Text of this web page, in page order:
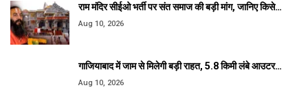
राम मंदिर सीईओ भर्ती पर संत समाज की बड़ी मांग, जानिए किसे…
Aug 10, 2026
गाजियाबाद में जाम से मिलेगी बड़ी राहत, 5.8 किमी लंबे आउटर…
Aug 10, 2026